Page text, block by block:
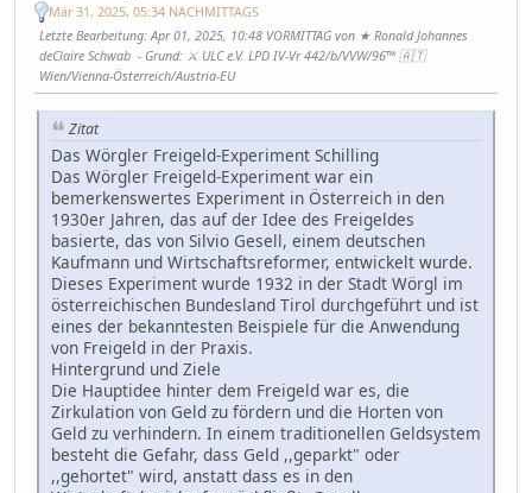
Mär 31, 2025, 05:34 NACHMITTAGS
Letzte Bearbeitung: Apr 01, 2025, 10:48 VORMITTAG von ★ Ronald Johannes
deClaire Schwab
Grund: ⚔ ULC e.V. LPD IV-Vr 442/b/VVW/96™ 🇦🇹
Wien/Vienna-Österreich/Austria-EU
Zitat
Das Wörgler Freigeld-Experiment Schilling
Das Wörgler Freigeld-Experiment war ein
bemerkenswertes Experiment in Österreich in den
1930er Jahren, das auf der Idee des Freigeldes
basierte, das von Silvio Gesell, einem deutschen
Kaufmann und Wirtschaftsreformer, entwickelt wurde.
Dieses Experiment wurde 1932 in der Stadt Wörgl im
österreichischen Bundesland Tirol durchgeführt und ist
eines der bekanntesten Beispiele für die Anwendung
von Freigeld in der Praxis.
Hintergrund und Ziele
Die Hauptidee hinter dem Freigeld war es, die
Zirkulation von Geld zu fördern und die Horten von
Geld zu verhindern. In einem traditionellen Geldsystem
besteht die Gefahr, dass Geld ,,geparkt" oder
,,gehortet" wird, anstatt dass es in den